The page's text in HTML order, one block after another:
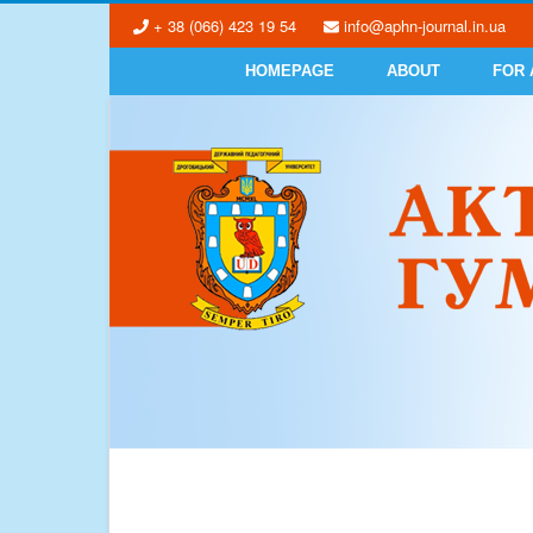
+ 38 (066) 423 19 54 info@aphn-journal.in.ua
HOMEPAGE ABOUT FOR